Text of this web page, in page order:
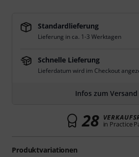
Produktvariationen
Standardlieferung
Lieferung in ca. 1-3 Werktagen
Schnelle Lieferung
Lieferdatum wird im Checkout
Infos zum Versand
28 in Practice